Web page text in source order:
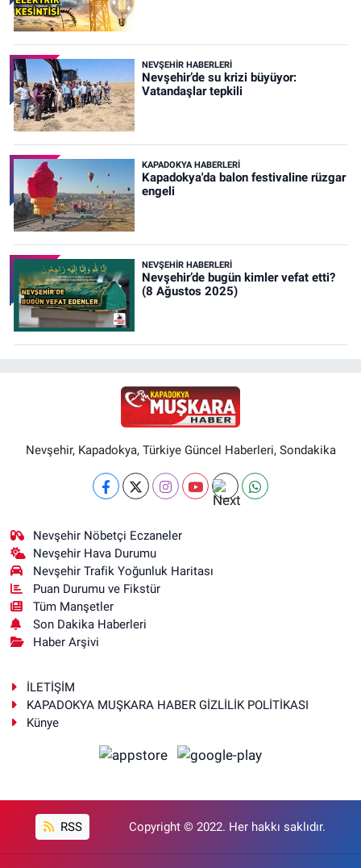
NEVŞEHIR HABERLERI
Nevşehir’de su krizi büyüyor:
Vatandaşlar tepkili
KAPADOKYA HABERLERI
Kapadokya'da balon festivaline rüzgar
engeli
NEVŞEHIR HABERLERI
Nevşehir’de bugün kimler vefat etti?
(8 Ağustos 2025)
Nevşehir, Kapadokya, Türkiye Güncel Haberleri, Sondakika
Nevşehir Nöbetçi Eczaneler
Nevşehir Hava Durumu
Nevşehir Trafik Yoğunluk Haritası
Puan Durumu ve Fikstür
Tüm Manşetler
Son Dakika Haberleri
Haber Arşivi
İLETİŞİM
KAPADOKYA MUŞKARA HABER GİZLİLİK POLİTİKASI
Künye
RSS Copyright © 2022. Her hakkı saklıdır.